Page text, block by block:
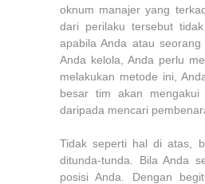
oknum manajer yang
dari perilaku tersebut
apabila Anda atau
Anda kelola, Anda perlu
melakukan metode ini,
besar tim akan mengakui
daripada mencari
Tidak seperti hal di atas,
ditunda-tunda. Bila Anda
posisi Anda. Dengan